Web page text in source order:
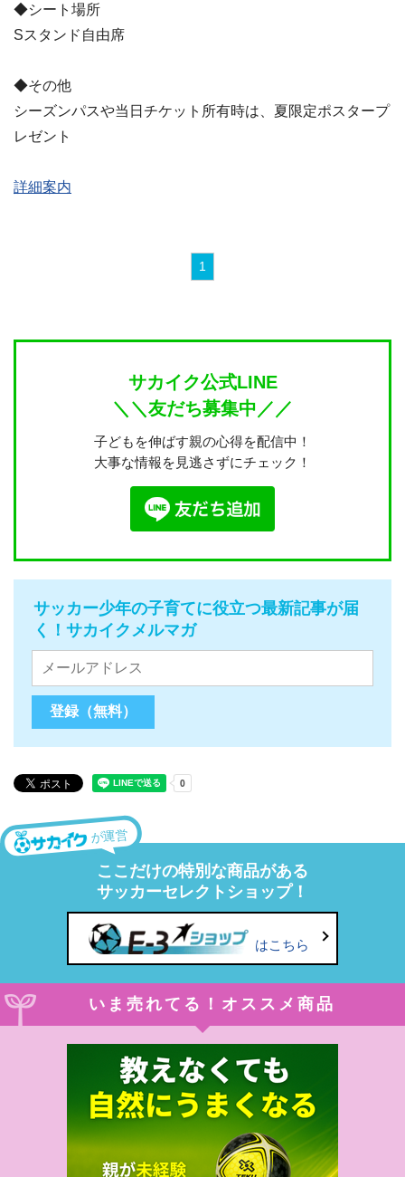
◆シート場所
Sスタンド自由席
◆その他
シーズンパスや当日チケット所有時は、夏限定ポスタープ
レゼント
詳細案内
1
サカイク公式LINE
＼＼友だち募集中／／
子どもを伸ばす親の心得を配信中！
大事な情報を見逃さずにチェック！
サッカー少年の子育てに役立つ最新記事が届
く！サカイクメルマガ
が運営
ここだけの特別な商品がある
サッカーセレクトショップ！
はこちら
いま売れてる！オススメ商品